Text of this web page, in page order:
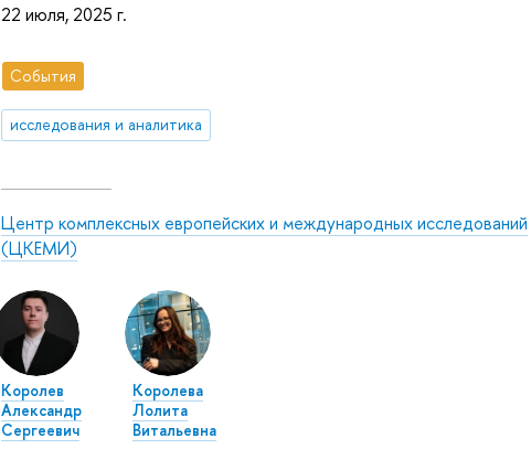
22 июля, 2025 г.
События
исследования и аналитика
Центр комплексных европейских и международных исследований
(ЦКЕМИ)
Королев
Александр
Сергеевич
Королева
Лолита
Витальевна